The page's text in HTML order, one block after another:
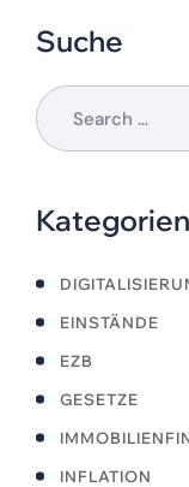
Suche
Kategorien
EINSTÄNDE
EZB
GESETZE
INFLATION